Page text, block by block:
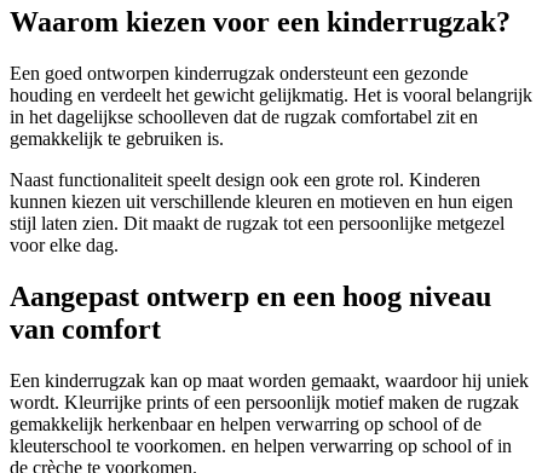
Waarom kiezen voor een kinderrugzak?
Een goed ontworpen kinderrugzak ondersteunt een gezonde
houding en verdeelt het gewicht gelijkmatig. Het is vooral belangrijk
in het dagelijkse schoolleven dat de rugzak comfortabel zit en
gemakkelijk te gebruiken is.
Naast functionaliteit speelt design ook een grote rol. Kinderen
kunnen kiezen uit verschillende kleuren en motieven en hun eigen
stijl laten zien. Dit maakt de rugzak tot een persoonlijke metgezel
voor elke dag.
Aangepast ontwerp en een hoog niveau
van comfort
Een kinderrugzak kan op maat worden gemaakt, waardoor hij uniek
wordt. Kleurrijke prints of een persoonlijk motief maken de rugzak
gemakkelijk herkenbaar en helpen verwarring op school of de
kleuterschool te voorkomen. en helpen verwarring op school of in
de crèche te voorkomen.